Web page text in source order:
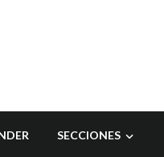
SECCIONES